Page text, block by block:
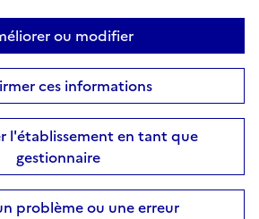
ou modifier
ces informations
l'établissement en tant que
gestionnaire
problème ou une erreur